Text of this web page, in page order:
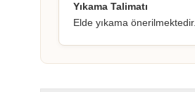
Yıkama Talimatı
Elde yıkama önerilmektedir.